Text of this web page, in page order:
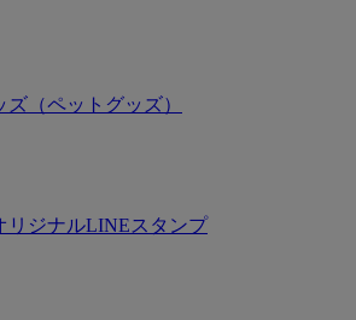
（ペットグッズ）
リジナルLINEスタンプ